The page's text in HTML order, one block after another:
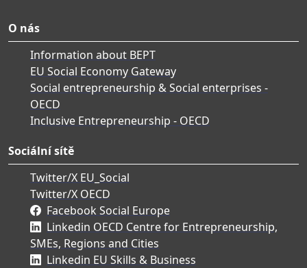
O nás
Information about BEPT
EU Social Economy Gateway
Social entrepreneurship & Social enterprises -
OECD
Inclusive Entrepreneurship - OECD
Sociální sítě
Twitter/X EU_Social
Twitter/X OECD
Facebook Social Europe
Linkedin OECD Centre for Entrepreneurship,
SMEs, Regions and Cities
Linkedin EU Skills & Business